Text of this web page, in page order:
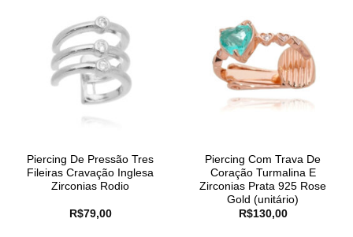
Piercing De Pressão Tres
Fileiras Cravação Inglesa
Zirconias Rodio
R$79,00
Piercing Com Trava De
Coração Turmalina E
Zirconias Prata 925 Rose
Gold (unitário)
R$130,00